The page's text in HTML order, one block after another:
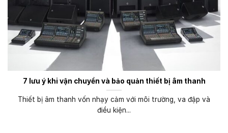
7 lưu ý khi vận chuyển và bảo quản thiết bị âm thanh
Thiết bị âm thanh vốn nhạy cảm với môi trường, va đập và
điều kiện...